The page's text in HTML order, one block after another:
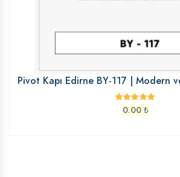
Pivot Kapı Edirne BY-117 | Modern
0.00 ₺